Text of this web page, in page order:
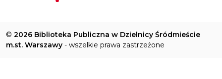
© 2026 Biblioteka Publiczna w Dzielnicy Śródmieście
m.st. Warszawy - wszelkie prawa zastrzeżone